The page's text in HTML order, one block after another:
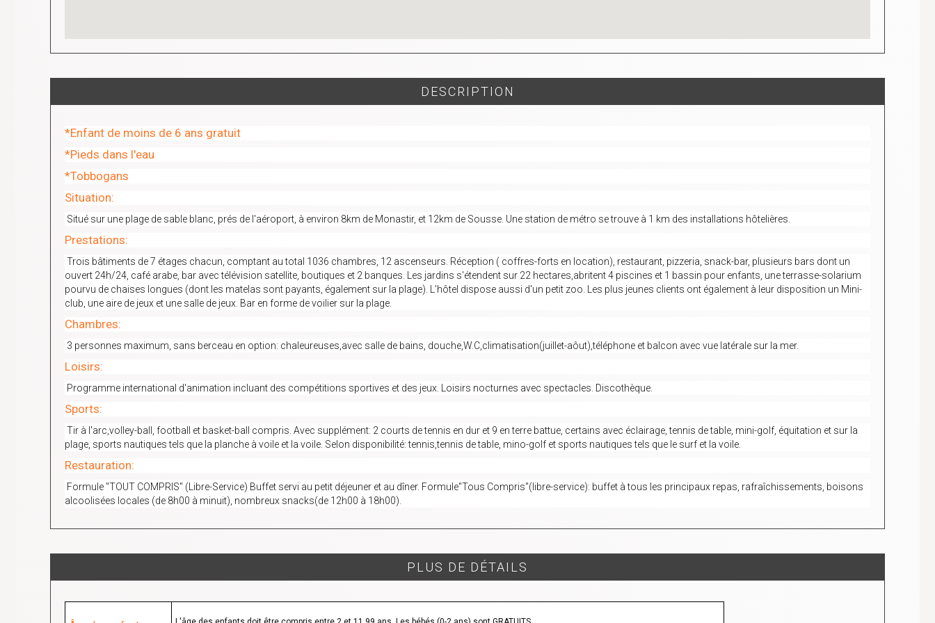
DESCRIPTION
*Enfant de moins de 6 ans gratuit
*Pieds dans l'eau
*Tobbogans
Situation:
Situé sur une plage de sable blanc, prés de l'aéroport, à environ 8km de Monastir, et 12km de Sousse. Une station de métro se trouve à 1 km des installations hôtelières.
Prestations:
Trois bâtiments de 7 étages chacun, comptant au total 1036 chambres, 12 ascenseurs. Réception ( coffres-forts en location), restaurant, pizzeria, snack-bar, plusieurs bars dont un
ouvert 24h/24, café arabe, bar avec télévision satellite, boutiques et 2 banques. Les jardins s'étendent sur 22 hectares,abritent 4 piscines et 1 bassin pour enfants, une terrasse-solarium
pourvu de chaises longues (dont les matelas sont payants, également sur la plage). L'hôtel dispose aussi d'un petit zoo. Les plus jeunes clients ont également à leur disposition un Mini-
club, une aire de jeux et une salle de jeux. Bar en forme de voilier sur la plage.
Chambres:
3 personnes maximum, sans berceau en option: chaleureuses,avec salle de bains, douche,W.C,climatisation(juillet-aôut),téléphone et balcon avec vue latérale sur la mer.
Loisirs:
Programme international d'animation incluant des compétitions sportives et des jeux. Loisirs nocturnes avec spectacles. Discothèque.
Sports:
Tir à l'arc,volley-ball, football et basket-ball compris. Avec supplément: 2 courts de tennis en dur et 9 en terre battue, certains avec éclairage, tennis de table, mini-golf, équitation et sur la
plage, sports nautiques tels que la planche à voile et la voile. Selon disponibilité: tennis,tennis de table, mino-golf et sports nautiques tels que le surf et la voile.
Restauration:
Formule "TOUT COMPRIS" (Libre-Service) Buffet servi au petit déjeuner et au dîner. Formule"Tous Compris"(libre-service): buffet à tous les principaux repas, rafraîchissements, boisons
alcoolisées locales (de 8h00 à minuit), nombreux snacks(de 12h00 à 18h00).
PLUS DE DÉTAILS